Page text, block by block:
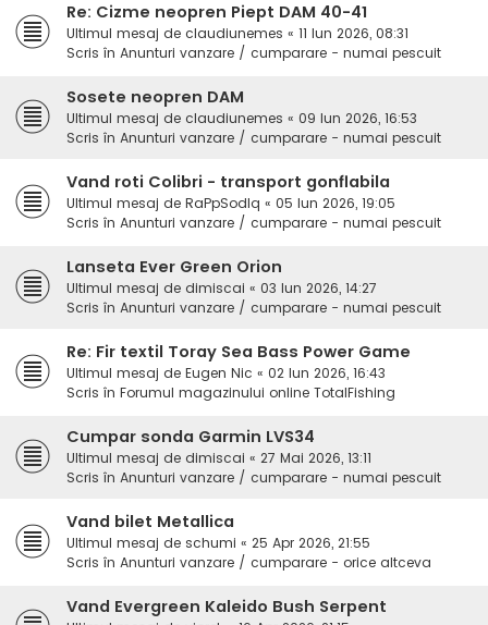
Re: Cizme neopren Piept DAM 40-41
Ultimul mesaj de claudiunemes « 11 Iun 2026, 08:31
Scris în Anunturi vanzare / cumparare - numai pescuit
Sosete neopren DAM
Ultimul mesaj de claudiunemes « 09 Iun 2026, 16:53
Scris în Anunturi vanzare / cumparare - numai pescuit
Vand roti Colibri - transport gonflabila
Ultimul mesaj de RaPpSodIq « 05 Iun 2026, 19:05
Scris în Anunturi vanzare / cumparare - numai pescuit
Lanseta Ever Green Orion
Ultimul mesaj de dimiscai « 03 Iun 2026, 14:27
Scris în Anunturi vanzare / cumparare - numai pescuit
Re: Fir textil Toray Sea Bass Power Game
Ultimul mesaj de Eugen Nic « 02 Iun 2026, 16:43
Scris în Forumul magazinului online TotalFishing
Cumpar sonda Garmin LVS34
Ultimul mesaj de dimiscai « 27 Mai 2026, 13:11
Scris în Anunturi vanzare / cumparare - numai pescuit
Vand bilet Metallica
Ultimul mesaj de schumi « 25 Apr 2026, 21:55
Scris în Anunturi vanzare / cumparare - orice altceva
Vand Evergreen Kaleido Bush Serpent